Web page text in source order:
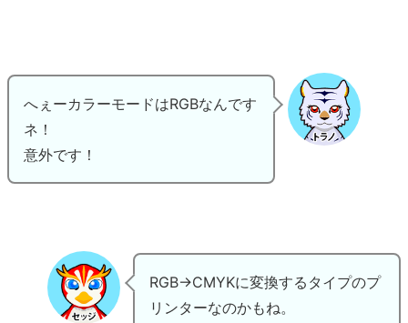
へぇーカラーモードはRGBなんです
ネ！
意外です！
RGB→CMYKに変換するタイプのプ
リンターなのかもね。